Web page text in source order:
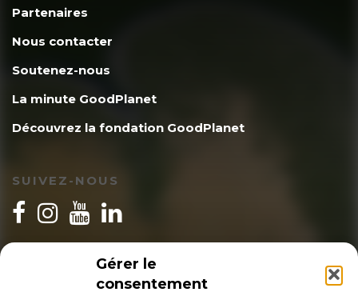
Gérer le
consentement
grande partie. On pourrait passer de
déficitaire à bénéficiaire.
– Le gain en qualité de vie pour les gens
et du climat il y en a pour un bon
moment.
– Le gain en qualité de vie tout cour,
c’est à dire les maisons, les
Partenaires
Nous contacter
Soutenez-nous
La minute GoodPlanet
Découvrez la fondation GoodPlanet
SUIVEZ-NOUS
INSCRIPTION NEWSLETTER